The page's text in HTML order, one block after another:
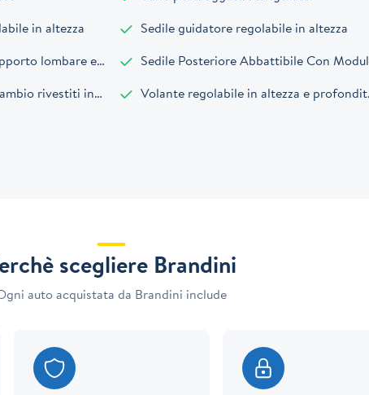
in altezza
Sedile guidatore regolabile in altezza
lombare elettrico
Sedile Posteriore Abbattibile Con Modulo 6040
rivestiti in pelle
Volante regolabile in altezza e profondit&agrave;
scegliere Brandini
auto acquistata da Brandini include